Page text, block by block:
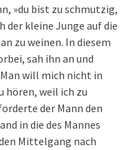
»du bist zu schmutzig,
der kleine Junge auf die
zu weinen. In diesem
sah ihn an und
will mich nicht in
hören, weil ich zu
der Mann den
in die des Mannes
Mittelgang nach